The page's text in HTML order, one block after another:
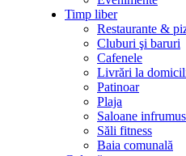
Timp liber
Restaurante &
Cluburi şi baruri
Cafenele
Livrări la
Patinoar
Plaja
Saloane
Săli fitness
Baia comunală